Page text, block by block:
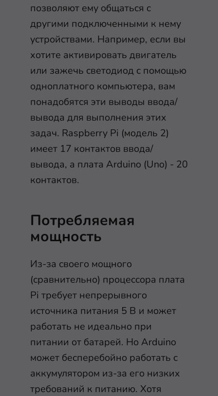
позволяют ему общаться с
другими подключенными к нему
устройствами. Например, если вы
хотите активировать двигатель
или зажечь светодиод с помощью
одноплатного компьютера, вам
понадобятся эти выводы ввода/
вывода для выполнения этих
задач. Raspberry Pi (модель 2)
имеет 17 контактов ввода/
вывода, а плата Arduino (Uno) - 20
контактов.
Потребляемая
мощность
Из-за своего мощного
(сравнительно) процессора плата
Pi требует непрерывного
источника питания 5 В и может
работать не идеально при
питании от батарей. Но Arduino
может бесперебойно работать с
аккумулятором из-за его низких
требований к питанию. Хотя